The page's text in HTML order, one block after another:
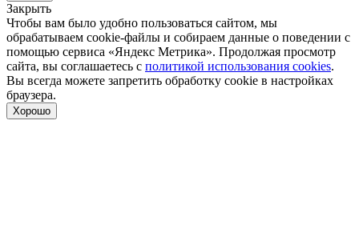
Закрыть
Чтобы вам было удобно пользоваться сайтом, мы
обрабатываем cookie-файлы и собираем данные о поведении с
помощью сервиса «Яндекс Метрика». Продолжая просмотр
сайта, вы соглашаетесь с политикой использования cookies.
Вы всегда можете запретить обработку cookie в настройках
браузера.
Хорошо